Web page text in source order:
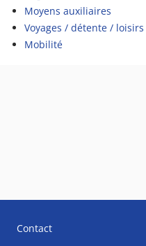
Moyens auxiliaires
Voyages / détente / loisirs
Mobilité
Contact